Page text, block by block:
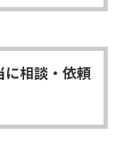
に相談・依頼